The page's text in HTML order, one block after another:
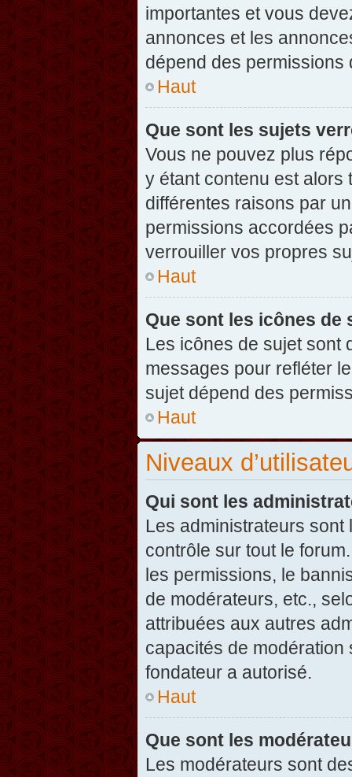
importantes et vous
annonces et les
dépend des permissions
Haut
Que sont les sujets
Vous ne pouvez plus
y étant contenu est alors
différentes raisons par
permissions accordées
verrouiller vos propres
Haut
Que sont les icônes de
Les icônes de sujet sont
messages pour refléter
sujet dépend des
Haut
Niveaux
Qui sont les
Les administrateurs
contrôle sur tout le
les permissions, le
de modérateurs, etc.,
attribuées aux autres
capacités de modération
fondateur a autorisé.
Haut
Que sont les
Les modérateurs sont